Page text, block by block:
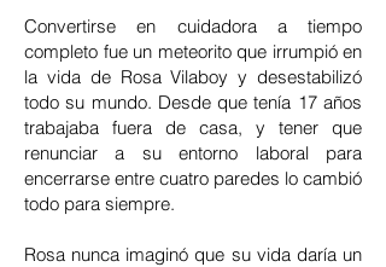
Convertirse en cuidadora a tiempo
completo fue un meteorito que irrumpió en
la vida de Rosa Vilaboy y desestabilizó
todo su mundo. Desde que tenía 17 años
trabajaba fuera de casa, y tener que
renunciar a su entorno laboral para
encerrarse entre cuatro paredes lo cambió
todo para siempre.
Rosa nunca imaginó que su vida daría un